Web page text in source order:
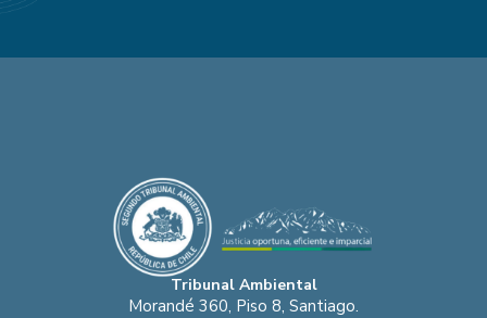
Tribunal Ambiental
Morandé 360, Piso 8, Santiago.